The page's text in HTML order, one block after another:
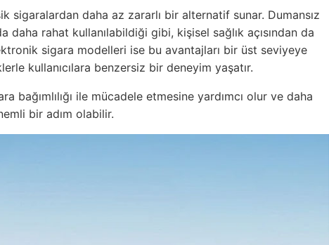
sigaralardan daha az zararlı bir alternatif sunar. Dumansız
daha rahat kullanılabildiği gibi, kişisel sağlık açısından da
sigara modelleri ise bu avantajları bir üst seviyeye
kullanıcılara benzersiz bir deneyim yaşatır.
bağımlılığı ile mücadele etmesine yardımcı olur ve daha
bir adım olabilir.